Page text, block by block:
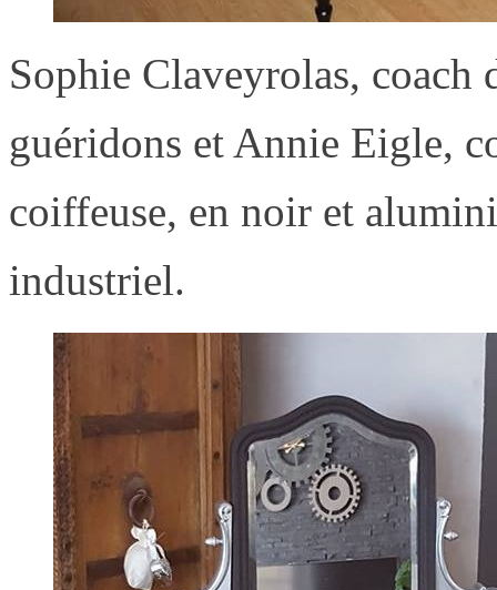
Sophie Claveyrolas, coach
guéridons et Annie Eigle,
coiffeuse, en noir et
industriel.